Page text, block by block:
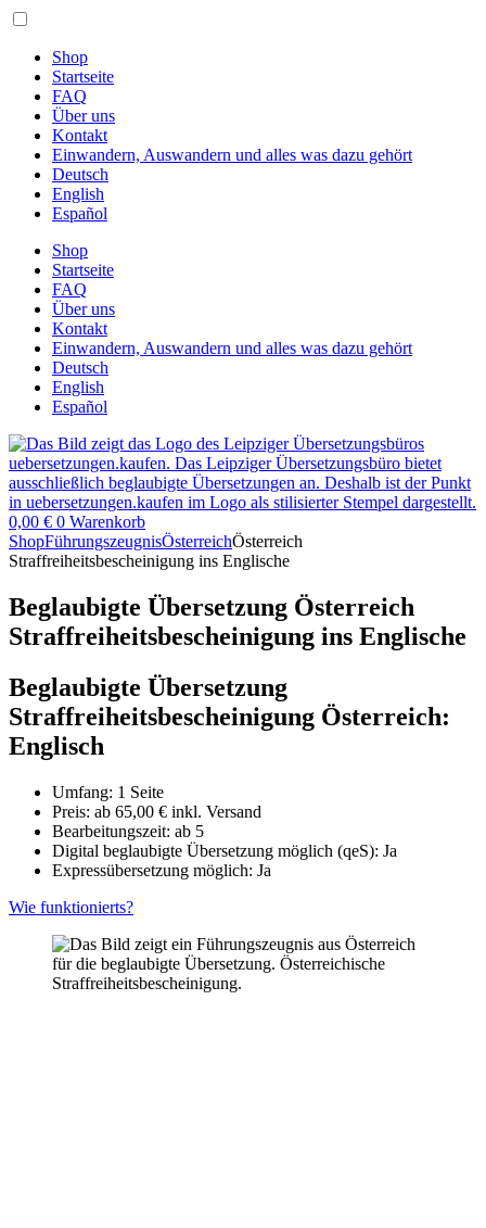
Zum
springenShop
Startseite
FAQ
Über uns
Kontakt
Einwandern, Auswandern und alles was dazu gehört
Deutsch
English
Español
Shop
Startseite
FAQ
Über uns
Kontakt
Einwandern, Auswandern und alles was dazu gehört
Deutsch
English
Español
0,00 € 0 Warenkorb
ShopFührungszeugnisÖsterreichÖsterreich
Straffreiheitsbescheinigung ins Englische
Beglaubigte Übersetzung Österreich
Straffreiheitsbescheinigung ins Englische
Beglaubigte Übersetzung
Straffreiheitsbescheinigung Österreich:
Englisch
Umfang: 1 Seite
Preis: ab 65,00 € inkl. Versand
Bearbeitungszeit: ab 5
Digital beglaubigte Übersetzung möglich (qeS): Ja
Expressübersetzung möglich: Ja
Wie funktionierts?